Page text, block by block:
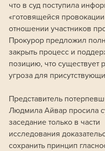
что в суд поступила
«готовящейся
отношении участников
Прокурор предложил
закрыть процесс и
позицию, что существует
угроза для
Представитель
Людмила Айвар просила
заседание только в части
исследования
сохранить принцип